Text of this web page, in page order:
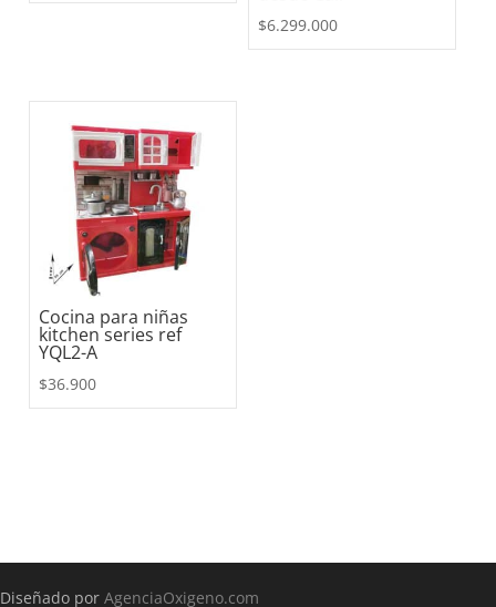
$6.299.000
Cocina para niñas
kitchen series ref
YQL2-A
$36.900
Diseñado por AgenciaOxigeno.com